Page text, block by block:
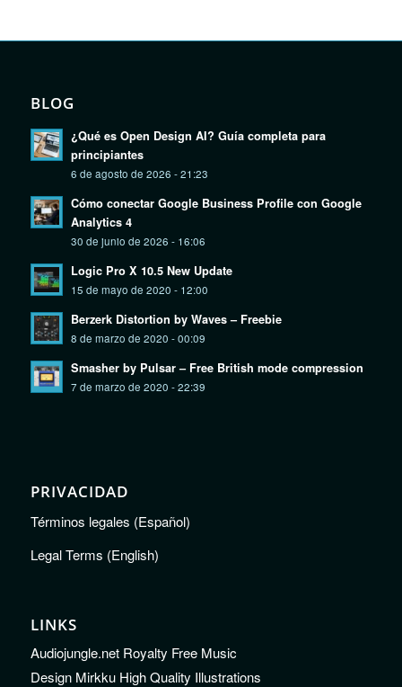
BLOG
¿Qué es Open Design AI? Guía completa para
principiantes
6 de agosto de 2026 - 21:23
Cómo conectar Google Business Profile con Google
Analytics 4
30 de junio de 2026 - 16:06
Logic Pro X 10.5 New Update
15 de mayo de 2020 - 12:00
Berzerk Distortion by Waves – Freebie
8 de marzo de 2020 - 00:09
Smasher by Pulsar – Free British mode compression
7 de marzo de 2020 - 22:39
PRIVACIDAD
Términos legales (Español)
Legal Terms (English)
LINKS
Audiojungle.net Royalty Free Music
Design Mirkku High Quality Illustrations